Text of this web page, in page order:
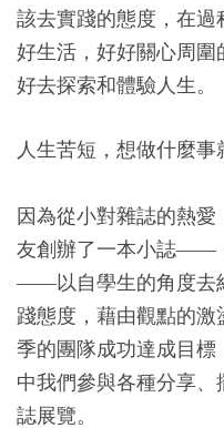
該去實踐的態度，在
好生活，好好關心周
好去探索和體驗人生。
人生苦短，想做什麼事
因為從小對雜誌的熱
友創辦了一本小誌——
——以自學生的角度去
踐態度，藉由觀點的
季的團隊成功達成目
中我們參與各種分享
誌展覽。